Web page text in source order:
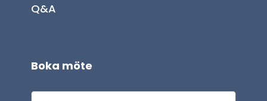
Q&A
Boka möte